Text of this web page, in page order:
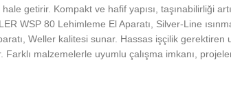
getirir. Kompakt ve hafif yapısı, taşınabilirliği
WSP 80 Lehimleme El Aparatı, Silver-Line
Weller kalitesi sunar. Hassas işçilik
Farklı malzemelerle uyumlu çalışma imkanı,